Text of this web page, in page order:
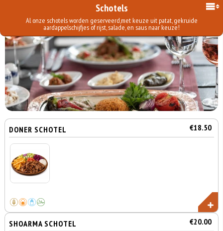
Schotels
Al onze schotels worden geserveerd,met keuze uit patat, gekruide
aardappelschijfjes of rijst, salade, en saus naar keuze!
DONER SCHOTEL €18.50
SHOARMA SCHOTEL €20.00